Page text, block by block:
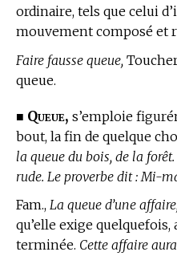
ordinaire, tels que celui
mouvement composé et
Faire fausse queue,
queue.
■ Queue, s’emploie
bout, la fin de quelque
la queue du bois, de la
rude. Le proverbe dit : Mi-
Fam., La queue d’une
qu’elle exige quelquefois,
terminée. Cette affaire